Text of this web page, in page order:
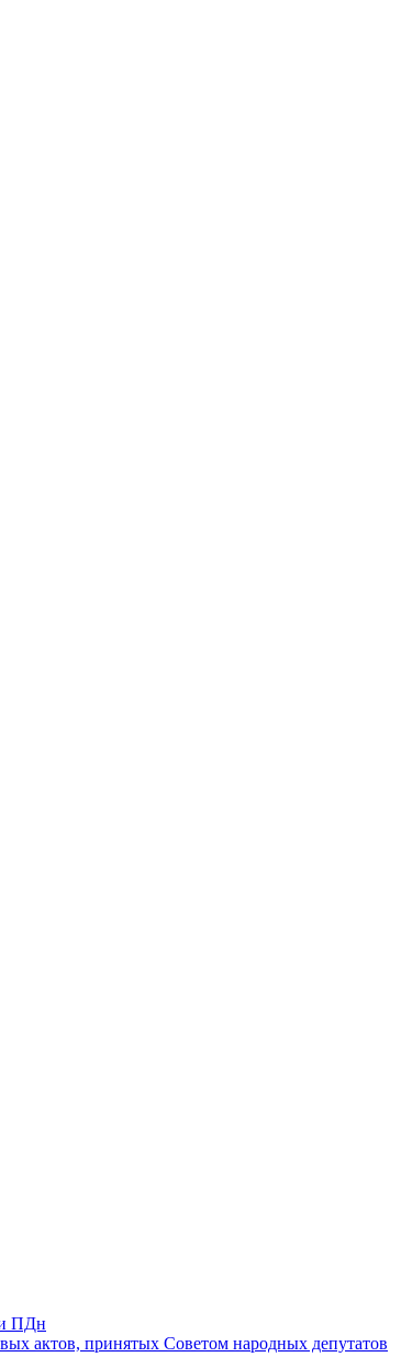
ПДн
актов, принятых Советом народных депутатов